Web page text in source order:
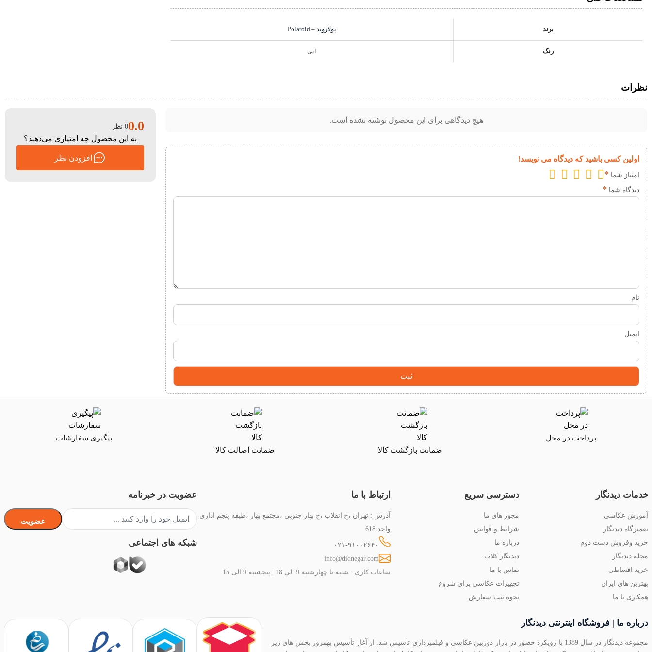
برند پولاروید – Polaroid
رنگ آبی
نظرات
هیچ دیدگاهی برای این محصول نوشته نشده است.
اولین کسی باشید که دیدگاه می نویسد!
امتیاز شما *
دیدگاه شما *
نام
ایمیل
0.00 نظر
به این محصول چه امتیازی می‌دهید؟
افزودن نظر
پرداخت در محل
ضمانت بازگشت کالا
ضمانت اصالت کالا
پیگیری سفارشات
خدمات دیدنگار
آموزش عکاسی
تعمیرگاه دیدنگار
خرید وفروش دست دوم
مجله دیدنگار
خرید اقساطی
بهترین های ایران
همکاری با ما
دسترسی سریع
مجوز های ما
شرایط و قوانین
درباره ما
دیدنگار کلاب
تماس با ما
تجهیزات عکاسی برای شروع
نحوه ثبت سفارش
ارتباط با ما
آدرس : تهران ،خ انقلاب ،خ بهار جنوبی ،مجتمع بهار ،طبقه پنجم اداری
واحد 618
۰۲۱-۹۱۰۰۲۶۴۰
info@didnegar.com
ساعات کاری : شنبه تا چهارشنبه 9 الی 18 | پنجشنبه 9 الی 15
عضویت در خبرنامه
عضویت
شبکه های اجتماعی
درباره ما | فروشگاه اینترنتی دیدنگار
مجموعه دیدنگار در سال 1389 با رویکرد حضور در بازار دوربین عکاسی و فیلمبرداری تأسیس شد. از آغاز تأسیس بهمرور بخش های زیر